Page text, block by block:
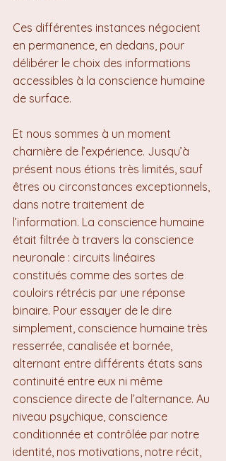
Ces différentes instances négocient
en permanence, en dedans, pour
délibérer le choix des informations
accessibles à la conscience humaine
de surface.
Et nous sommes à un moment
charnière de l’expérience. Jusqu’à
présent nous étions très limités, sauf
êtres ou circonstances exceptionnels,
dans notre traitement de
l’information. La conscience humaine
était filtrée à travers la conscience
neuronale : circuits linéaires
constitués comme des sortes de
couloirs rétrécis par une réponse
binaire. Pour essayer de le dire
simplement, conscience humaine très
resserrée, canalisée et bornée,
alternant entre différents états sans
continuité entre eux ni même
conscience directe de l’alternance. Au
niveau psychique, conscience
conditionnée et contrôlée par notre
identité, nos motivations, notre récit,